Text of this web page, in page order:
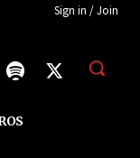
Sign in / Join